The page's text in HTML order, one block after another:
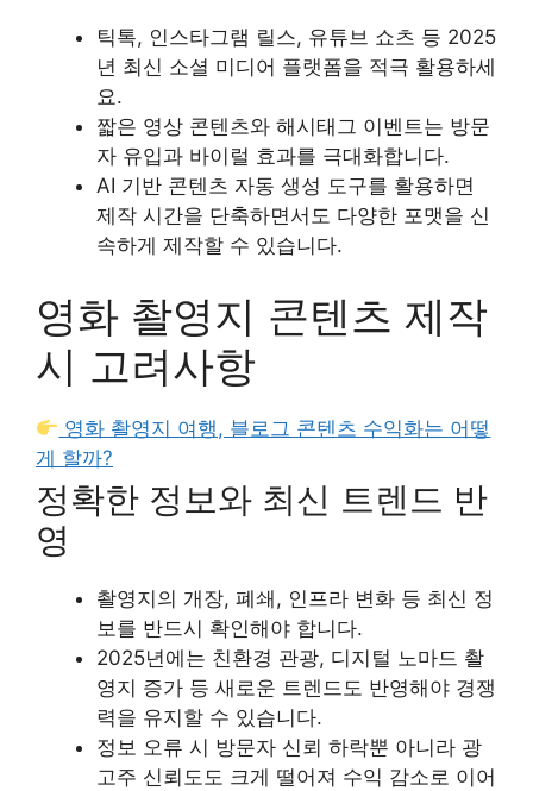
틱톡, 인스타그램 릴스, 유튜브 쇼츠 등 2025
년 최신 소셜 미디어 플랫폼을 적극 활용하세
요.
짧은 영상 콘텐츠와 해시태그 이벤트는 방문
자 유입과 바이럴 효과를 극대화합니다.
AI 기반 콘텐츠 자동 생성 도구를 활용하면
제작 시간을 단축하면서도 다양한 포맷을 신
속하게 제작할 수 있습니다.
영화 촬영지 콘텐츠 제작
시 고려사항
영화 촬영지 여행, 블로그 콘텐츠 수익화는 어떻
게 할까?
정확한 정보와 최신 트렌드 반
영
촬영지의 개장, 폐쇄, 인프라 변화 등 최신 정
보를 반드시 확인해야 합니다.
2025년에는 친환경 관광, 디지털 노마드 촬
영지 증가 등 새로운 트렌드도 반영해야 경쟁
력을 유지할 수 있습니다.
정보 오류 시 방문자 신뢰 하락뿐 아니라 광
고주 신뢰도도 크게 떨어져 수익 감소로 이어